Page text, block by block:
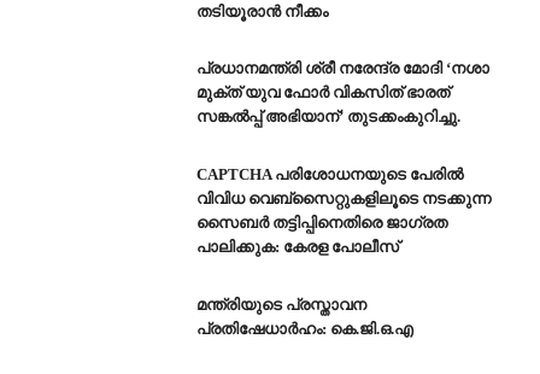
തടിയൂരാൻ നീക്കം
പ്രധാനമന്ത്രി ശ്രീ നരേന്ദ്ര മോദി ‘നശാ
മുക്ത് യുവ ഫോർ വികസിത് ഭാരത്
സങ്കൽപ്പ് അഭിയാന്’ തുടക്കംകുറിച്ചു.
CAPTCHA പരിശോധനയുടെ പേരില്‍
വിവിധ വെബ്സൈറ്റുകളിലൂടെ നടക്കുന്ന
സൈബര്‍ തട്ടിപ്പിനെതിരെ ജാഗ്രത
പാലിക്കുക: കേരള പോലീസ്
മന്ത്രിയുടെ പ്രസ്താവന
പ്രതിഷേധാർഹം: കെ.ജി.ഒ.എ